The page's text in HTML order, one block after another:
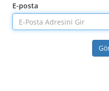
E-posta